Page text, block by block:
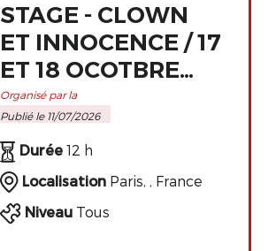
STAGE - CLOWN
ET INNOCENCE / 17
ET 18 OCOTBRE
2026 À PARIS
Organisé par la
Publié le 11/07/2026
Durée12 h
LocalisationParis, , France
NiveauTous